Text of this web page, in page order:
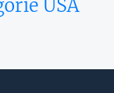
USA